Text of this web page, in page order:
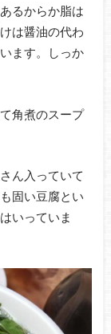
るからか脂は
は醤油の代わ
ます。しっか
角煮のスープ
ん入っていて
固い豆腐とい
いっていま